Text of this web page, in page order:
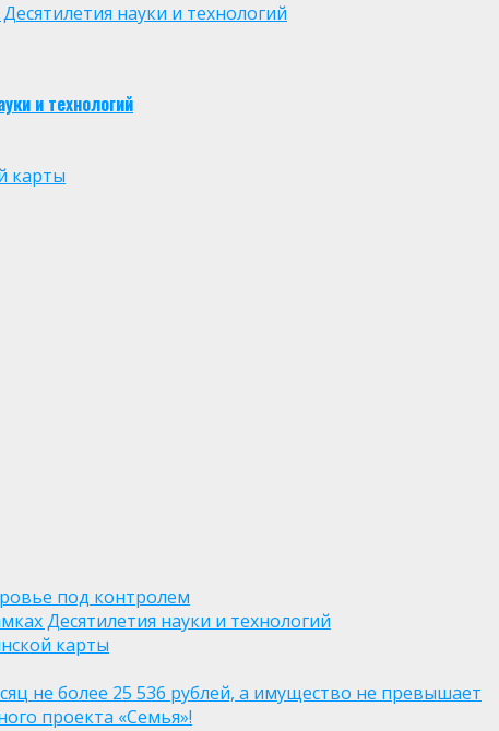
науки и технологий
и технологий
карты
под контролем
Десятилетия науки и технологий
карты
не более 25 536 рублей, а имущество не превышает
проекта «Семья»!